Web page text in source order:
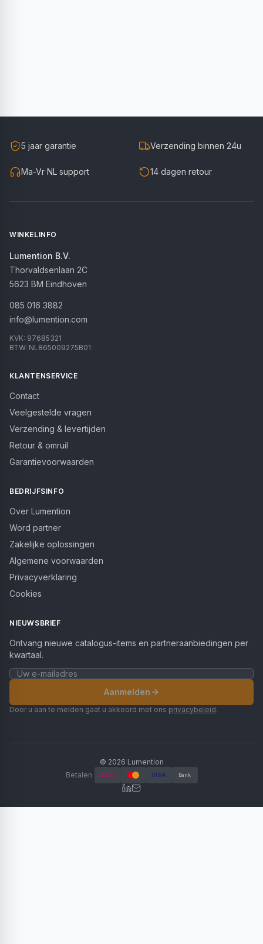
5 jaar garantie Verzending binnen 24u
Ma-Vr NL support 14 dagen retour
WINKELINFO
Lumention B.V.
Thorvaldsenlaan 2C
5623 BM Eindhoven
085 016 3882
info@lumention.com
KVK: 97685321
BTW: NL865009275B01
KLANTENSERVICE
Contact
Veelgestelde vragen
Verzending & levertijden
Retour & omruil
Garantievoorwaarden
BEDRIJFSINFO
Over Lumention
Word partner
Zakelijke oplossingen
Algemene voorwaarden
Privacyverklaring
Cookies
NIEUWSBRIEF
Ontvang nieuwe catalogus-items en partneraanbiedingen per
kwartaal.
Aanmelden
Door u aan te melden gaat u akkoord met ons privacybeleid.
© 2026 Lumention
Betalen
iDEAL VISA Bank